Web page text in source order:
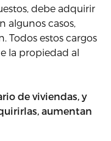
debe adquirir
algunos casos,
Todos estos cargos
la propiedad al
de viviendas, y
aumentan